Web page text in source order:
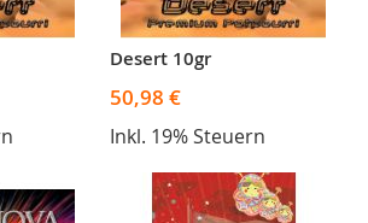
Desert 10gr
50,98 €
Inkl. 19% Steuern